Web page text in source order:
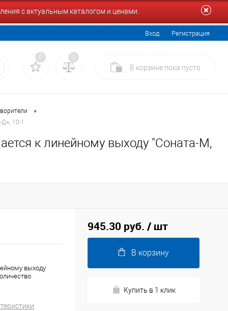
с актуальным каталогом и ценами.
Вход Регистрация
0 0
В корзине пока пусто
•
10-1
к линейному выходу "Соната-М,
выходу
945.30 руб. / шт
В корзину
Купить в 1 клик